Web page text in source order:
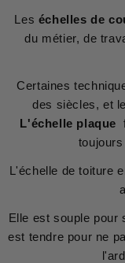
Les échelles de
du métier, de
Certaines
des siècles, et
L'échelle plaque
L'échelle de toiture
Elle est souple pour
est tendre pour ne